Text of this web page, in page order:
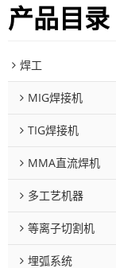
产品目录
焊工
MIG焊接机
TIG焊接机
MMA直流焊机
多工艺机器
等离子切割机
埋弧系统